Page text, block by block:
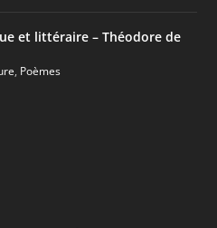
et littéraire – Théodore de
, Poèmes